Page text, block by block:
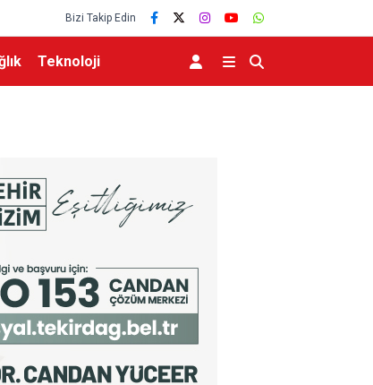
Bizi Takip Edin
Teknoloji